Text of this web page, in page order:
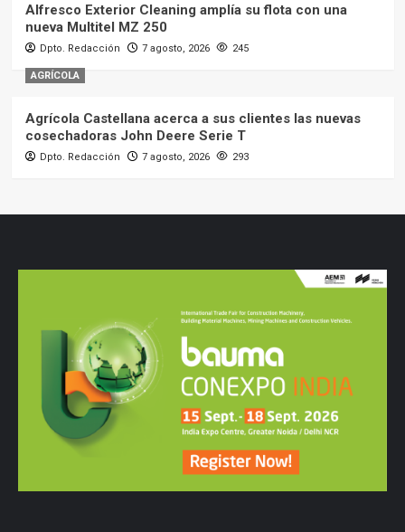
Alfresco Exterior Cleaning amplía su flota con una
nueva Multitel MZ 250
Dpto. Redacción 7 agosto, 2026 245
AGRÍCOLA
Agrícola Castellana acerca a sus clientes las nuevas
cosechadoras John Deere Serie T
Dpto. Redacción 7 agosto, 2026 293